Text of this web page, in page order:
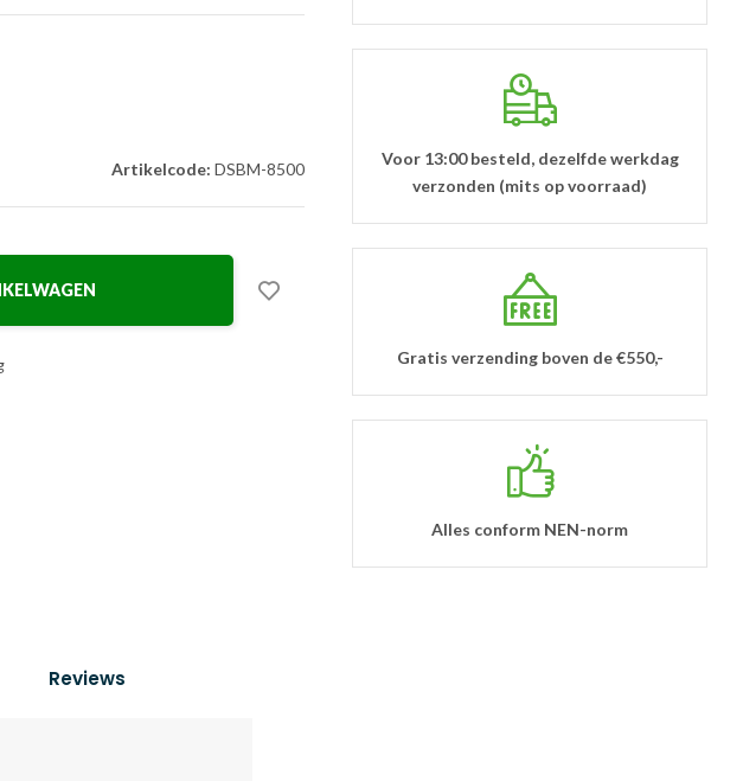
Artikelcode: DSBM-8500
Voor 13:00 besteld, dezelfde werkdag
verzonden (mits op voorraad)
Gratis verzending boven de €550,-
Alles conform NEN-norm
Reviews